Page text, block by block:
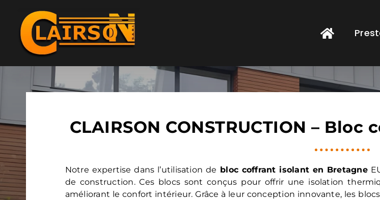
contenu
CLAIRSON CONSTRUCTION –
Notre expertise dans l’utilisation de bloc coffrant isolant en Bretagne
de construction. Ces blocs sont conçus pour offrir une isolation
améliorant le confort intérieur. Grâce à leur conception innovante, les